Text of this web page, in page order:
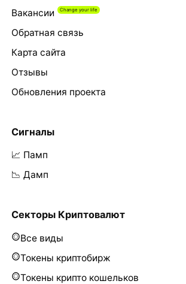
Вакансии
Обратная связь
Карта сайта
Отзывы
Обновления проекта
Сигналы
📈 Памп
📉 Дамп
Секторы Криптовалют
Все виды
Токены криптобирж
Токены крипто кошельков